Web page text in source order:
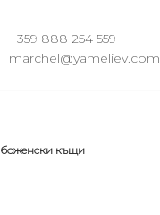
+359 888 254 559
marchel@yameliev.com
боженски къщи